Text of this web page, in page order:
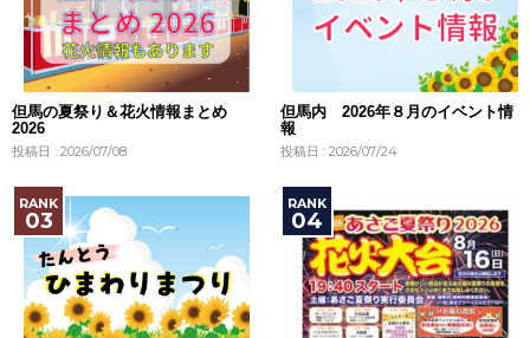
但馬の夏祭り＆花火情報まとめ
2026
投稿日 : 2026/07/08
但馬内 2026年８月のイベント情
報
投稿日 : 2026/07/24